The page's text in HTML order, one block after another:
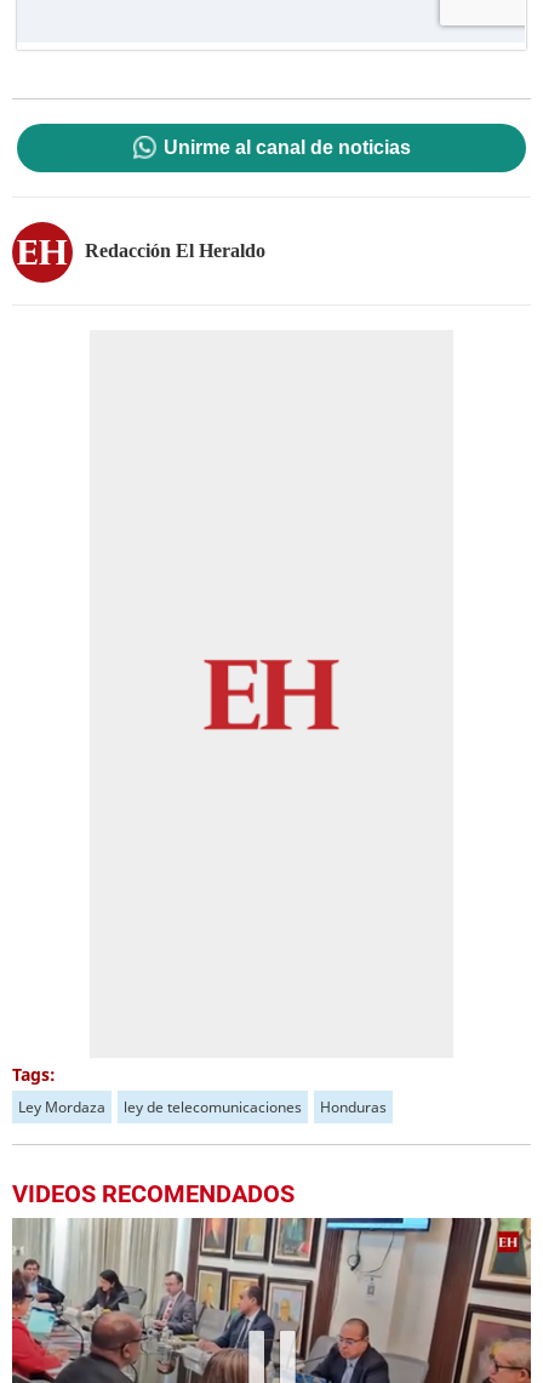
Unirme al canal de noticias
Redacción El Heraldo
Tags:
Ley Mordaza ley de telecomunicaciones Honduras
VIDEOS RECOMENDADOS